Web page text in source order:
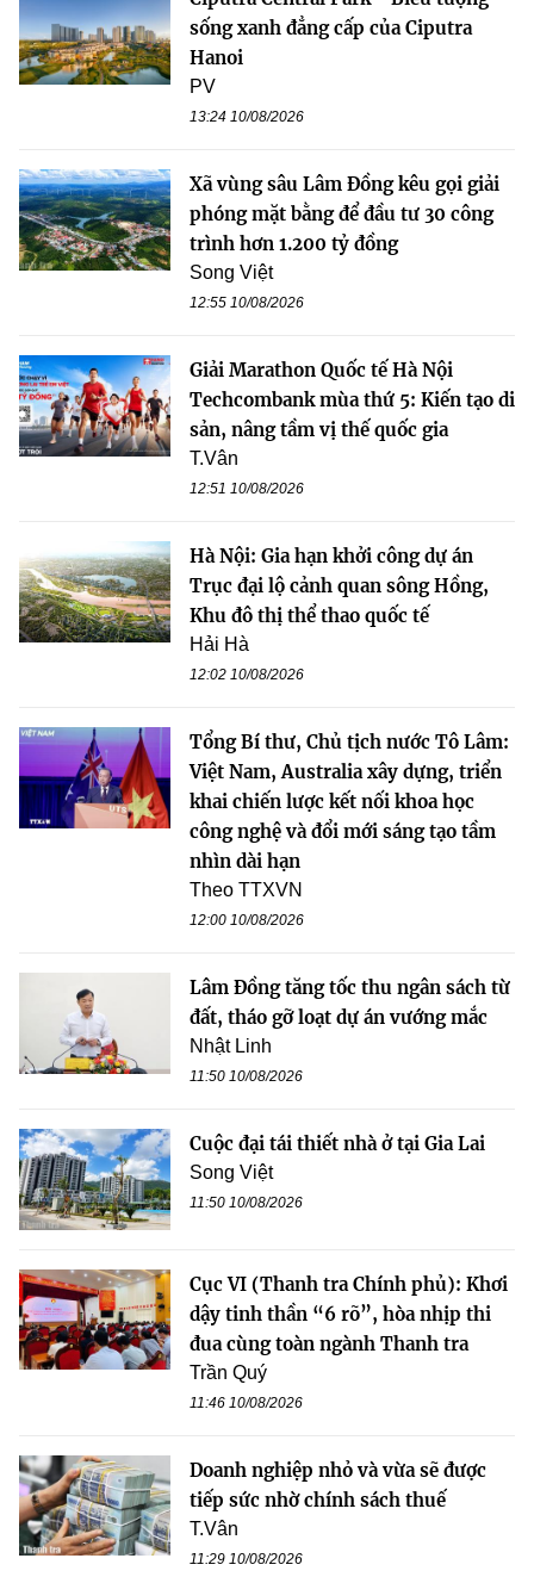
sống xanh đẳng cấp của Ciputra
Hanoi
PV
13:24 10/08/2026
Xã vùng sâu Lâm Đồng kêu gọi giải
phóng mặt bằng để đầu tư 30 công
trình hơn 1.200 tỷ đồng
Song Việt
12:55 10/08/2026
Giải Marathon Quốc tế Hà Nội
Techcombank mùa thứ 5: Kiến tạo di
sản, nâng tầm vị thế quốc gia
T.Vân
12:51 10/08/2026
Hà Nội: Gia hạn khởi công dự án
Trục đại lộ cảnh quan sông Hồng,
Khu đô thị thể thao quốc tế
Hải Hà
12:02 10/08/2026
Tổng Bí thư, Chủ tịch nước Tô Lâm:
Việt Nam, Australia xây dựng, triển
khai chiến lược kết nối khoa học
công nghệ và đổi mới sáng tạo tầm
nhìn dài hạn
Theo TTXVN
12:00 10/08/2026
Lâm Đồng tăng tốc thu ngân sách từ
đất, tháo gỡ loạt dự án vướng mắc
Nhật Linh
11:50 10/08/2026
Cuộc đại tái thiết nhà ở tại Gia Lai
Song Việt
11:50 10/08/2026
Cục VI (Thanh tra Chính phủ): Khơi
dậy tinh thần “6 rõ”, hòa nhịp thi
đua cùng toàn ngành Thanh tra
Trần Quý
11:46 10/08/2026
Doanh nghiệp nhỏ và vừa sẽ được
tiếp sức nhờ chính sách thuế
T.Vân
11:29 10/08/2026